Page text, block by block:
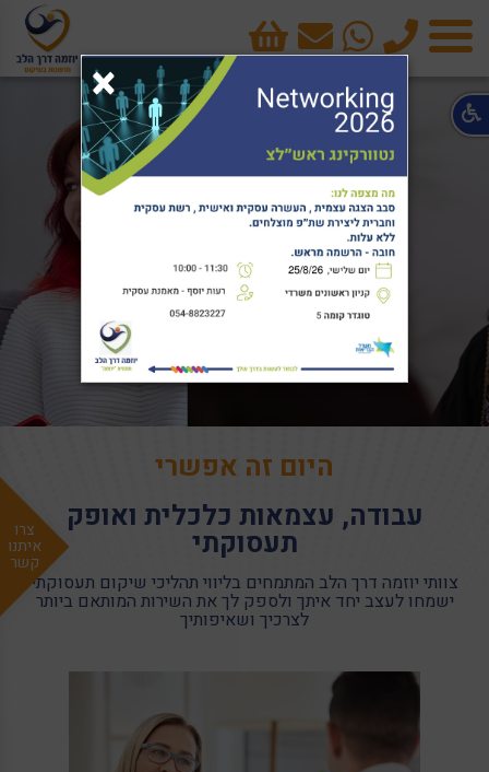
תפריט
טלפון cart
צרו
איתנו
קשר
פועלת לשינוי כלכלי וחברתי במעמדם של אנשים
המתמודדים עם מגבלה נפשית, פיזית או חושית באמצעות
מתן מקום לקולם ושילובם בשוק העבודה כמשתתפים
פעילים, מתפרנסים ותורמים
היום זה אפשרי
עבודה, עצמאות כלכלית ואופק
תעסוקתי
צוותי יוזמה דרך הלב המתמחים בליווי תהליכי שיקום תעסוקתי
ישמחו לעצב יחד איתך ולספק לך את השירות המותאם ביותר
לצרכיך ושאיפותיך
×